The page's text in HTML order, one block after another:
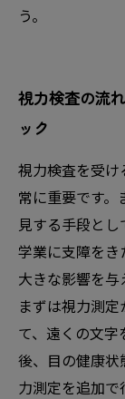
う。
視力検査の流
ック
視力検査を受
常に重要です
見する手段と
学業に支障を
大きな影響を与
まずは視力測
て、遠くの文字
後、目の健康
力測定を追加